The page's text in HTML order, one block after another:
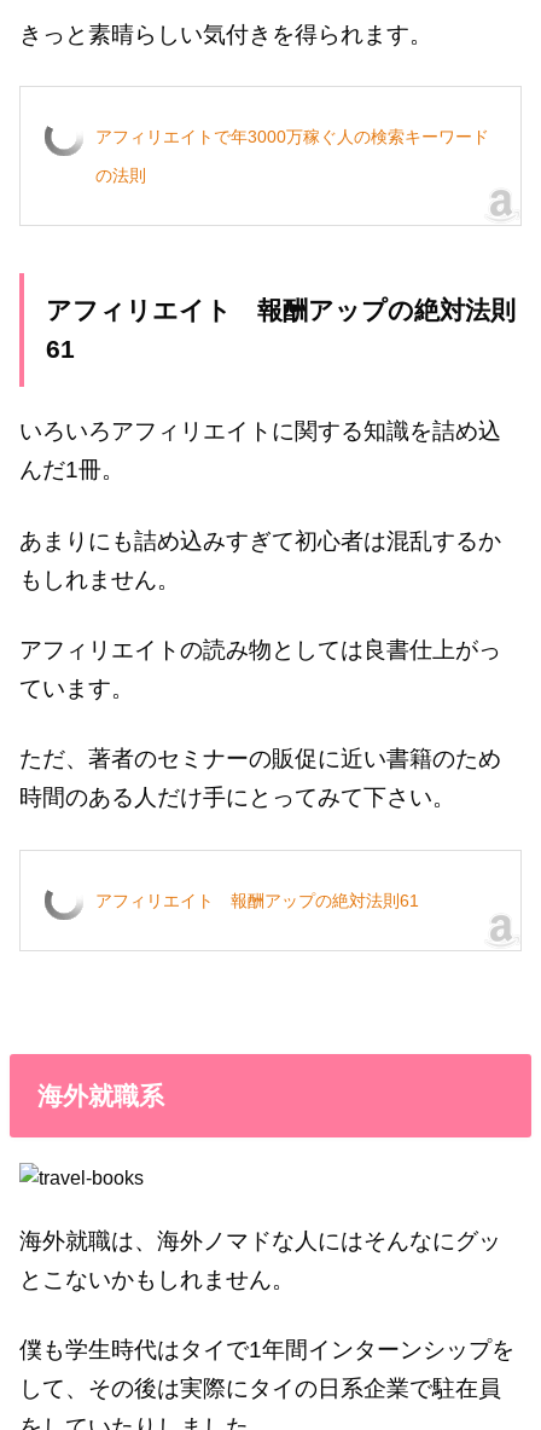
きっと素晴らしい気付きを得られます。
アフィリエイトで年3000万稼ぐ人の検索キーワード
の法則
アフィリエイト 報酬アップの絶対法則
61
いろいろアフィリエイトに関する知識を詰め込
んだ1冊。
あまりにも詰め込みすぎて初心者は混乱するか
もしれません。
アフィリエイトの読み物としては良書仕上がっ
ています。
ただ、著者のセミナーの販促に近い書籍のため
時間のある人だけ手にとってみて下さい。
アフィリエイト 報酬アップの絶対法則61
海外就職系
海外就職は、海外ノマドな人にはそんなにグッ
とこないかもしれません。
僕も学生時代はタイで1年間インターンシップを
して、その後は実際にタイの日系企業で駐在員